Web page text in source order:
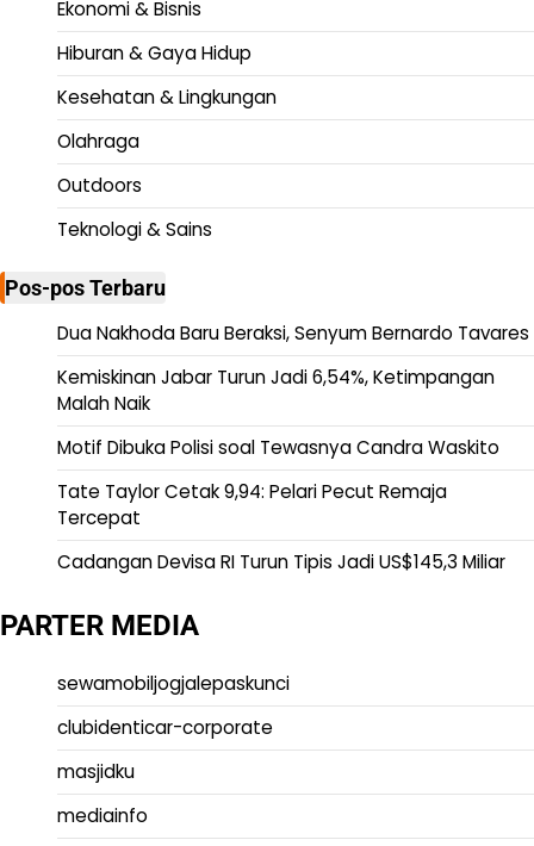
Ekonomi & Bisnis
Hiburan & Gaya Hidup
Kesehatan & Lingkungan
Olahraga
Outdoors
Teknologi & Sains
Pos-pos Terbaru
Dua Nakhoda Baru Beraksi, Senyum Bernardo Tavares
Kemiskinan Jabar Turun Jadi 6,54%, Ketimpangan
Malah Naik
Motif Dibuka Polisi soal Tewasnya Candra Waskito
Tate Taylor Cetak 9,94: Pelari Pecut Remaja
Tercepat
Cadangan Devisa RI Turun Tipis Jadi US$145,3 Miliar
PARTER MEDIA
sewamobiljogjalepaskunci
clubidenticar-corporate
masjidku
mediainfo